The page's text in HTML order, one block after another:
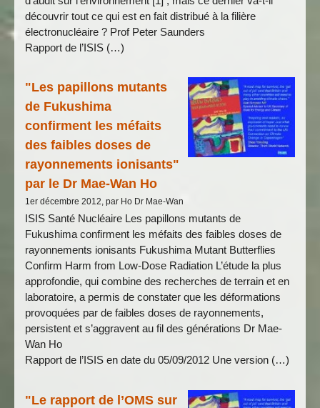
découvrir tout ce qui est en fait distribué à la filière
électronucléaire ? Prof Peter Saunders
Rapport de l’ISIS (…)
"Les papillons mutants
de Fukushima
confirment les méfaits
des faibles doses de
rayonnements ionisants"
par le Dr Mae-Wan Ho
1er décembre 2012, par Ho Dr Mae-Wan
ISIS Santé Nucléaire Les papillons mutants de
Fukushima confirment les méfaits des faibles doses de
rayonnements ionisants Fukushima Mutant Butterflies
Confirm Harm from Low-Dose Radiation L’étude la plus
approfondie, qui combine des recherches de terrain et en
laboratoire, a permis de constater que les déformations
provoquées par de faibles doses de rayonnements,
persistent et s’aggravent au fil des générations Dr Mae-
Wan Ho
Rapport de l’ISIS en date du 05/09/2012 Une version (…)
"Le rapport de l’OMS sur